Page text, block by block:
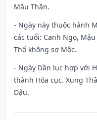
Mậu Thân.
- Ngày này thuộc hành
các tuổi: Canh Ngọ,
Thổ không sợ Mộc.
- Ngày Dần lục hợp với
thành Hỏa cục. Xung
Dậu.